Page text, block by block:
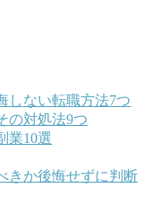
しない転職方法7つ
の対処法9つ
業10選
きか後悔せずに判断